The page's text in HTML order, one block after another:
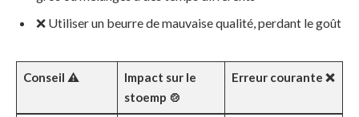
❌ Utiliser un beurre de mauvaise qualité, perdant le goût
Conseil ⚠️
Impact sur le
stoemp 🍲
Erreur courante ❌